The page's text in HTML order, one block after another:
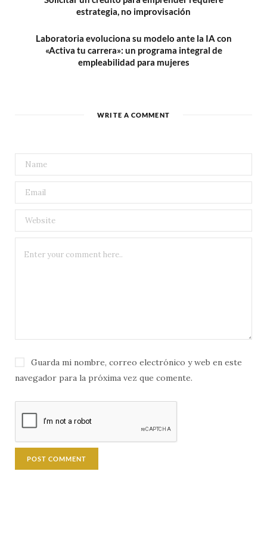
estrategia, no improvisación
Laboratoria evoluciona su modelo ante la IA con
«Activa tu carrera»: un programa integral de
empleabilidad para mujeres
WRITE A COMMENT
Guarda mi nombre, correo electrónico y web en este
navegador para la próxima vez que comente.